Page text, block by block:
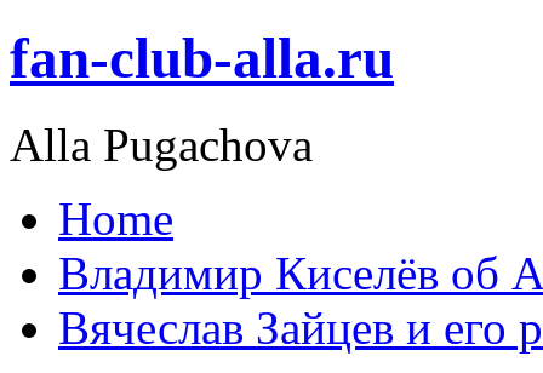
fan-club-alla.ru
Alla Pugachova
Home
Владимир Киселёв об
Вячеслав Зайцев и его